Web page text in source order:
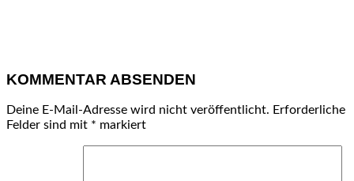
KOMMENTAR ABSENDEN
Deine E-Mail-Adresse wird nicht veröffentlicht. Erforderliche
Felder sind mit * markiert